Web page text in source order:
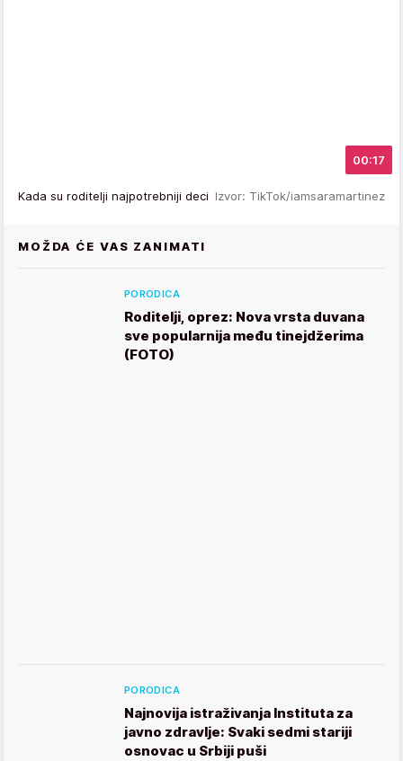
00:17
Kada su roditelji najpotrebniji deci Izvor: TikTok/iamsaramartinez
MOŽDA ĆE VAS ZANIMATI
PORODICA
Roditelji, oprez: Nova vrsta duvana
sve popularnija među tinejdžerima
(FOTO)
PORODICA
Najnovija istraživanja Instituta za
javno zdravlje: Svaki sedmi stariji
osnovac u Srbiji puši